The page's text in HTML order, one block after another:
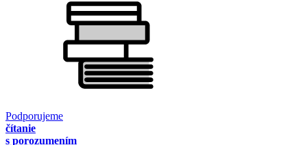
Podporujeme
čítanie
s porozumením